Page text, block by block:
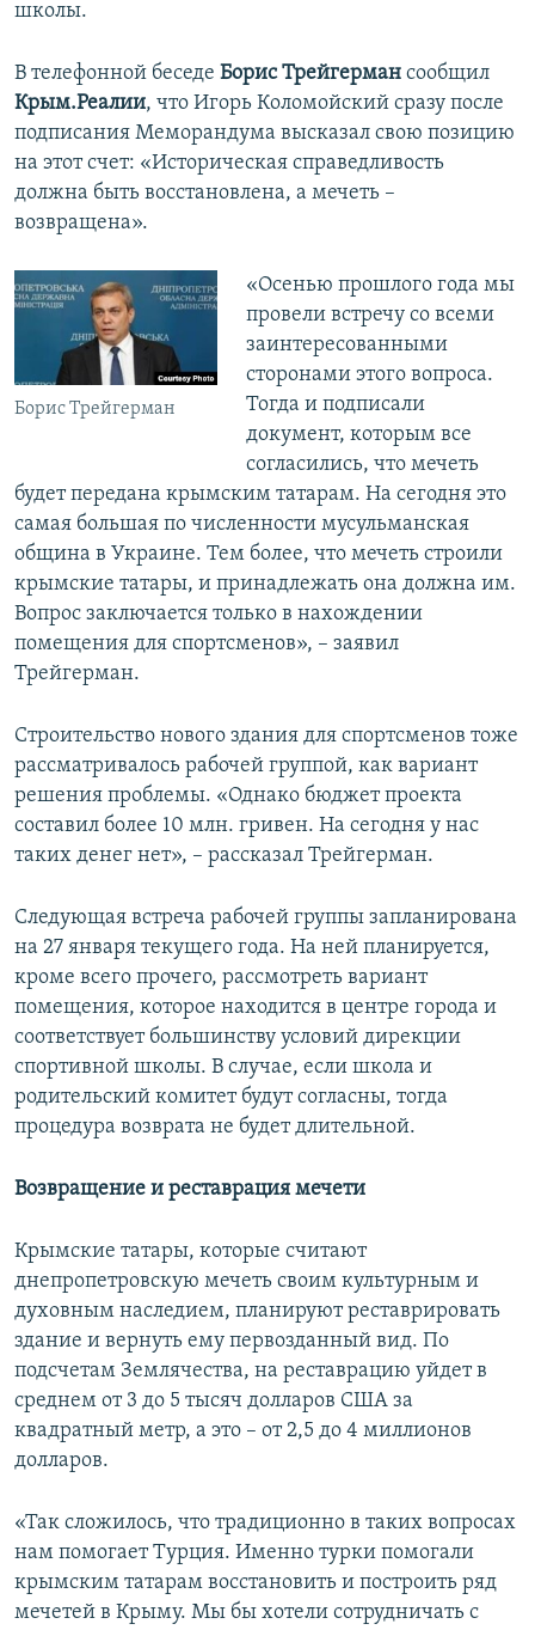
школы.
В телефонной беседе Борис Трейгерман сообщил
Крым.Реалии, что Игорь Коломойский сразу после
подписания Меморандума высказал свою позицию
на этот счет: «Историческая справедливость
должна быть восстановлена, а мечеть –
возвращена».
Борис Трейгерман
«Осенью прошлого года мы
провели встречу со всеми
заинтересованными
сторонами этого вопроса.
Тогда и подписали
документ, которым все
согласились, что мечеть
будет передана крымским татарам. На сегодня это
самая большая по численности мусульманская
община в Украине. Тем более, что мечеть строили
крымские татары, и принадлежать она должна им.
Вопрос заключается только в нахождении
помещения для спортсменов», – заявил
Трейгерман.
Строительство нового здания для спортсменов тоже
рассматривалось рабочей группой, как вариант
решения проблемы. «Однако бюджет проекта
составил более 10 млн. гривен. На сегодня у нас
таких денег нет», – рассказал Трейгерман.
Следующая встреча рабочей группы запланирована
на 27 января текущего года. На ней планируется,
кроме всего прочего, рассмотреть вариант
помещения, которое находится в центре города и
соответствует большинству условий дирекции
спортивной школы. В случае, если школа и
родительский комитет будут согласны, тогда
процедура возврата не будет длительной.
Возвращение и реставрация мечети
Крымские татары, которые считают
днепропетровскую мечеть своим культурным и
духовным наследием, планируют реставрировать
здание и вернуть ему первозданный вид. По
подсчетам Землячества, на реставрацию уйдет в
среднем от 3 до 5 тысяч долларов США за
квадратный метр, а это – от 2,5 до 4 миллионов
долларов.
«Так сложилось, что традиционно в таких вопросах
нам помогает Турция. Именно турки помогали
крымским татарам восстановить и построить ряд
мечетей в Крыму. Мы бы хотели сотрудничать с